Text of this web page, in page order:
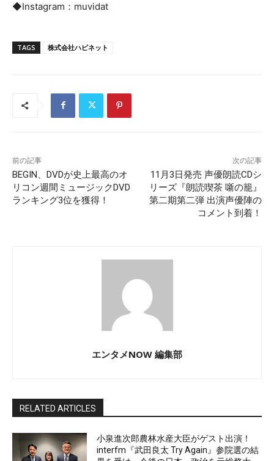
◆Instagram：muvidat
TAGS 株式会社ハピネット
前の記事
BEGIN、DVDが史上最高のオ
リコン週間ミュージックDVD
ランキング3位を獲得！
次の記事
11月3日発売 声優朗読CDシ
リーズ『朗読喫茶 噺の籠』
第二期第二弾 出演声優陣の
コメント到着！
エンタメNOW 編集部
RELATED ARTICLES
小泉進次郎農林水産大臣がゲスト出演！
interfm『武田良太 Try Again』参院選の結